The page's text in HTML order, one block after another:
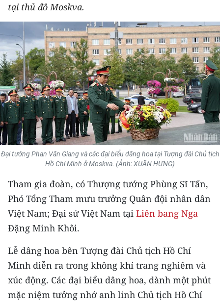
THỂ THAO
GIÁO DỤC
Y TẾ
KHOA HỌC - CÔNG NGHỆ
MÔI TRƯỜNG
BẠN ĐỌC
KIỂM CHỨNG THÔNG TIN
54 DÂN TỘC VIỆT NAM
CHƯƠNG TRÌNH OCOP - MỖI XÃ
MỘT SẢN PHẨM
RADIO
MEDIA CENTER
tại thủ đô Moskva.
Đại tướng Phan Văn Giang và các đại biểu dâng hoa tại Tượng đài Chủ tịch
Hồ Chí Minh ở Moskva. (Ảnh: XUÂN HƯNG)
Tham gia đoàn, có Thượng tướng Phùng Sĩ Tấn,
Phó Tổng Tham mưu trưởng Quân đội nhân dân
Việt Nam; Đại sứ Việt Nam tại Liên bang Nga
Đặng Minh Khôi.
Lễ dâng hoa bên Tượng đài Chủ tịch Hồ Chí
Minh diễn ra trong không khí trang nghiêm và
xúc động. Các đại biểu dâng hoa, dành một phút
mặc niệm tưởng nhớ anh linh Chủ tịch Hồ Chí